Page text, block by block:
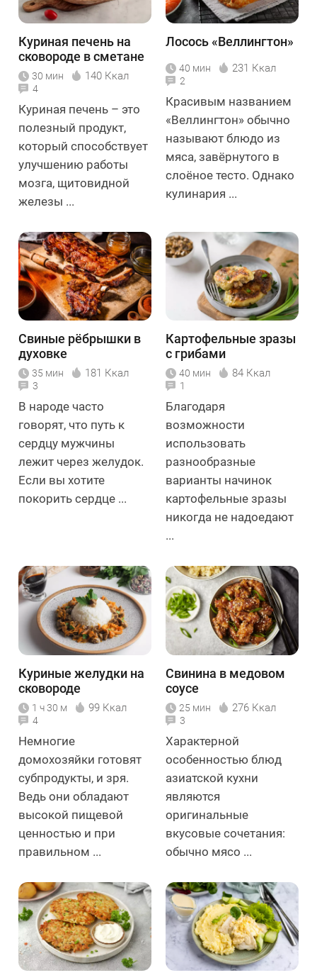
Куриная печень на
сковороде в сметане
с луком
30 мин 140 Ккал
4
Куриная печень – это
полезный продукт,
который способствует
улучшению работы
мозга, щитовидной
железы ...
Лосось «Веллингтон»
40 мин 231 Ккал
2
Красивым названием
«Веллингтон» обычно
называют блюдо из
мяса, завёрнутого в
слоёное тесто. Однако
кулинария ...
Свиные рёбрышки в
духовке
35 мин 181 Ккал
3
В народе часто
говорят, что путь к
сердцу мужчины
лежит через желудок.
Если вы хотите
покорить сердце ...
Картофельные зразы
с грибами
40 мин 84 Ккал
1
Благодаря
возможности
использовать
разнообразные
варианты начинок
картофельные зразы
никогда не надоедают
...
Куриные желудки на
сковороде
1 ч 30 м 99 Ккал
4
Немногие
домохозяйки готовят
субпродукты, и зря.
Ведь они обладают
высокой пищевой
ценностью и при
правильном ...
Свинина в медовом
соусе
25 мин 276 Ккал
3
Характерной
особенностью блюд
азиатской кухни
являются
оригинальные
вкусовые сочетания:
обычно мясо ...